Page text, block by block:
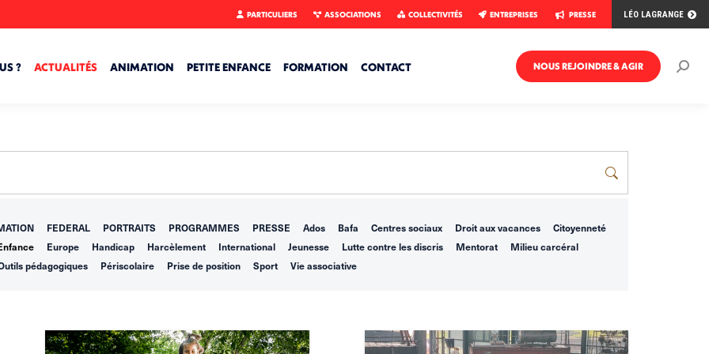
PARTICULIERS ASSOCIATIONS COLLECTIVITÉS ENTREPRISES PRESSE LÉO LAGRANGE
? ACTUALITÉS ANIMATION PETITE ENFANCE FORMATION CONTACT NOUS REJOINDRE & AGIR
FEDERAL PORTRAITS PROGRAMMES PRESSE Ados Bafa Centres sociaux Droit aux vacances
Citoyenneté
Europe Handicap Harcèlement International Jeunesse Lutte contre les discris Mentorat
Milieu carcéral
pédagogiques
Périscolaire Prise de position Sport Vie associative